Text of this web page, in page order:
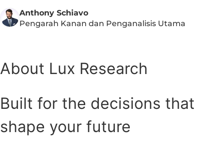
Anthony Schiavo
Pengarah Kanan dan Penganalisis Utama
About Lux Research
Built for the decisions that
shape your future